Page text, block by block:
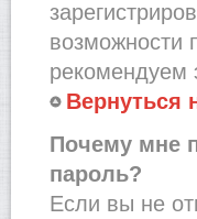
возможности
рекомендуем
Вернуться
Почему мне
пароль?
Если вы не